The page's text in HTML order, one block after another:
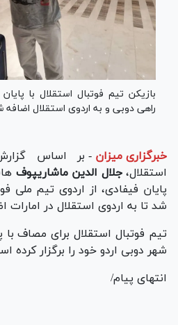
بازیکن تیم فوتبال استقلال با
راهی دوبی و به اردوی استقلال اضافه
خبرگزاری میزان - بر اساس
استقلال،جلال الدین ماشاریپوف
پایان فیفادی، از اردوی تیم ملی
شد تا به اردوی استقلال در امارات
تیم فوتبال استقلال برای مصاف با
شهر دوبی اردو خود را برگزار کرده
انتهای پیام/